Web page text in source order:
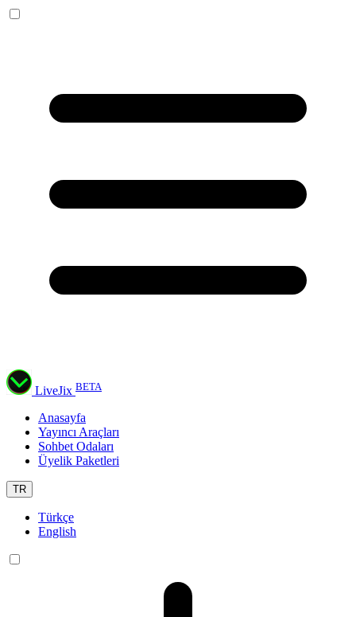
LiveJix BETA
Anasayfa
Yayıncı Araçları
Sohbet Odaları
Üyelik Paketleri
TR
Türkçe
English